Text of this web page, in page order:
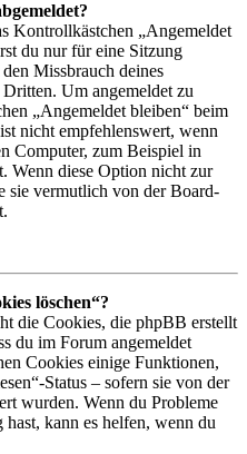
Kontrollkästchen „Angemeldet
du nur für eine Sitzung
Missbrauch deines
Um angemeldet zu
„Angemeldet bleiben“ beim
nicht empfehlenswert, wenn
Computer, zum Beispiel in
Wenn diese Option nicht zur
sie vermutlich von der Board-
löschen“?
die Cookies, die phpBB erstellt
du im Forum angemeldet
Cookies einige Funktionen,
Status – sofern sie von der
wurden. Wenn du Probleme
kann es helfen, wenn du